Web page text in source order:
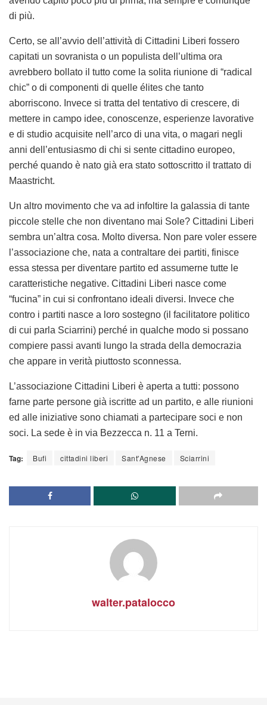
di più.
Certo, se all’avvio dell’attività di Cittadini Liberi fossero
capitati un sovranista o un populista dell’ultima ora
avrebbero bollato il tutto come la solita riunione di “radical
chic” o di componenti di quelle élites che tanto
aborriscono. Invece si tratta del tentativo di crescere, di
mettere in campo idee, conoscenze, esperienze lavorative
e di studio acquisite nell’arco di una vita, o magari negli
anni dell’entusiasmo di chi si sente cittadino europeo,
perché quando è nato già era stato sottoscritto il trattato di
Maastricht.
Un altro movimento che va ad infoltire la galassia di tante
piccole stelle che non diventano mai Sole? Cittadini Liberi
sembra un’altra cosa. Molto diversa. Non pare voler essere
l’associazione che, nata a contraltare dei partiti, finisce
essa stessa per diventare partito ed assumerne tutte le
caratteristiche negative. Cittadini Liberi nasce come
“fucina” in cui si confrontano ideali diversi. Invece che
contro i partiti nasce a loro sostegno (il facilitatore politico
di cui parla Sciarrini) perché in qualche modo si possano
compiere passi avanti lungo la strada della democrazia
che appare in verità piuttosto sconnessa.
L’associazione Cittadini Liberi è aperta a tutti: possono
farne parte persone già iscritte ad un partito, e alle riunioni
ed alle iniziative sono chiamati a partecipare soci e non
soci. La sede è in via Bezzecca n. 11 a Terni.
Tag: Bufi cittadini liberi Sant'Agnese Sciarrini
walter.patalocco